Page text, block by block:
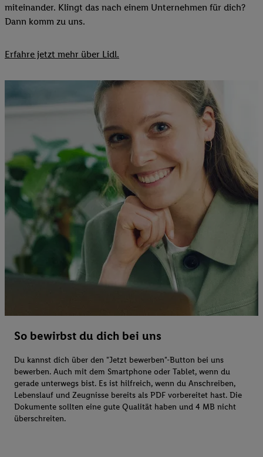
miteinander. Klingt das nach einem Unternehmen für dich?
Dann komm zu uns.​
Erfahre jetzt mehr über Lidl.
So bewirbst du dich bei uns
Du kannst dich über den "Jetzt bewerben"-Button bei uns
bewerben. Auch mit dem Smartphone oder Tablet, wenn du
gerade unterwegs bist. Es ist hilfreich, wenn du Anschreiben,
Lebenslauf und Zeugnisse bereits als PDF vorbereitet hast. Die
Dokumente sollten eine gute Qualität haben und 4 MB nicht
überschreiten.